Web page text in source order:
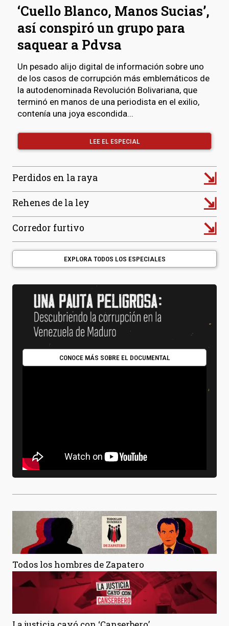
‘Cuello Blanco, Manos Sucias’,
así conspiró un grupo para
saquear a Pdvsa
Un pesado alijo digital de información sobre uno
de los casos de corrupción más emblemáticos de
la autodenominada Revolución Bolivariana, que
terminó en manos de una periodista en el exilio,
contenía una joya escondida...
LEE EL ESPECIAL
Perdidos en la raya ⇲
Rehenes de la ley ⇲
Corredor furtivo ⇲
EXPLORA TODOS LOS ESPECIALES
CONOCE MÁS SOBRE EL DOCUMENTAL
Todos los hombres de Zapatero